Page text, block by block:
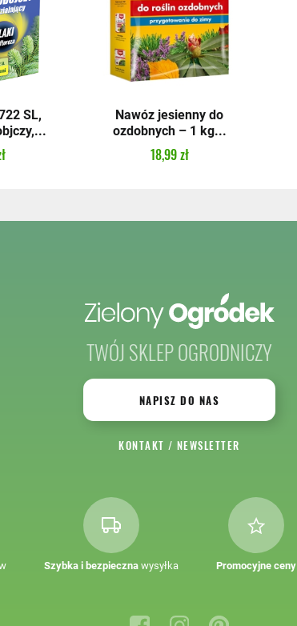
SL,
Nawóz jesienny do
ozdobnych – 1 kg...
18,99 zł
TWÓJ SKLEP OGRODNICZY
NAPISZ DO NAS
KONTAKT / NEWSLETTER
Szybka i bezpieczna wysyłka Promocyjne ceny